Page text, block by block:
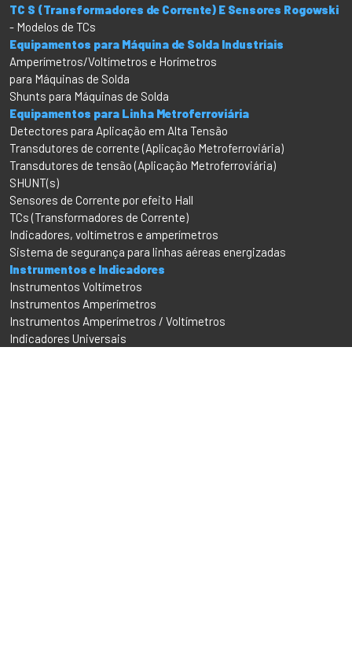
TC S (Transformadores de Corrente) E Sensores Rogowski
- Modelos de TCs
Equipamentos para Máquina de Solda Industriais
Amperímetros/Voltímetros e Horímetros
para Máquinas de Solda
Shunts para Máquinas de Solda
Equipamentos para Linha Metroferroviária
Detectores para Aplicação em Alta Tensão
Transdutores de corrente (Aplicação Metroferroviária)
Transdutores de tensão (Aplicação Metroferroviária)
SHUNT(s)
Sensores de Corrente por efeito Hall
TCs (Transformadores de Corrente)
Indicadores, voltímetros e amperímetros
Sistema de segurança para linhas aéreas energizadas
Instrumentos e Indicadores
Instrumentos Voltímetros
Instrumentos Amperímetros
Instrumentos Amperímetros / Voltímetros
Indicadores Universais